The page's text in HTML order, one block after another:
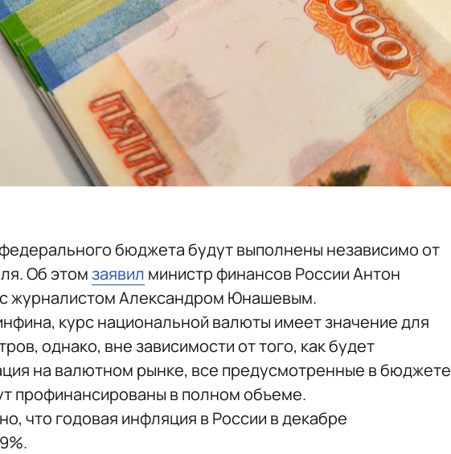
бюджета будут выполнены независимо от
Об этомзаявил министр финансов России Антон
журналистом Александром Юнашевым.
курс национальной валюты имеет значение для
однако, вне зависимости от того, как будет
на валютном рынке, все предусмотренные в бюджете
профинансированы в полном объеме.
что годовая инфляция в России в декабре